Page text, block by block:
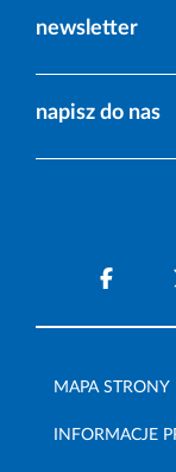
newsletter
napisz do nas
MAPA STRONY
INFORMACJE